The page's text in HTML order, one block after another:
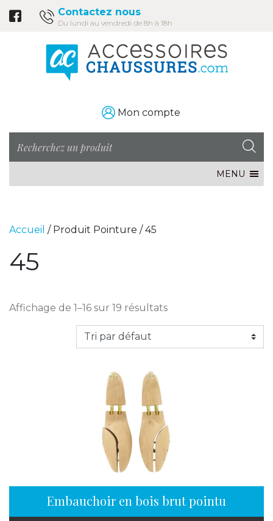
Contactez nous
Du lundi au vendredi de 8h à 18h
Mon compte
MENU
Accueil / Produit Pointure / 45
45
Affichage de 1–16 sur 19 résultats
Embauchoir en bois brut pointu